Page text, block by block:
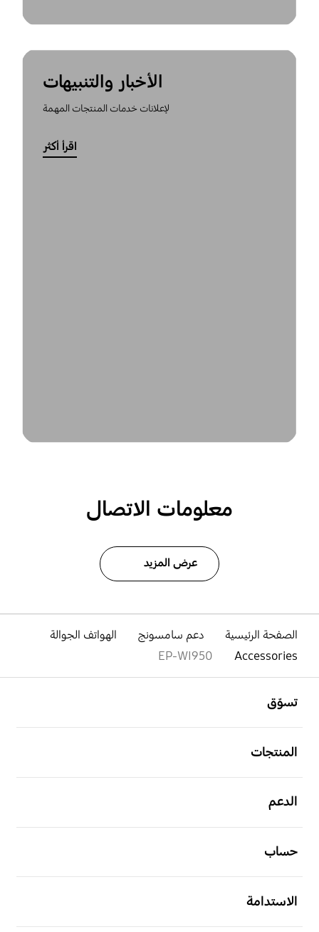
الأخبار والتنبيهات
لإعلانات خدمات المنتجات المهمة
اقرأ أكثر
معلومات الاتصال
عرض المزيد
الصفحة الرئيسية دعم سامسونج
الهواتف الجوالة
Accessories
EP-WI950
تسوّق
المنتجات
الدعم
حساب
الاستدامة